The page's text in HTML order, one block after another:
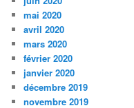
mai 2020
avril 2020
mars 2020
février 2020
janvier 2020
décembre 2019
novembre 2019